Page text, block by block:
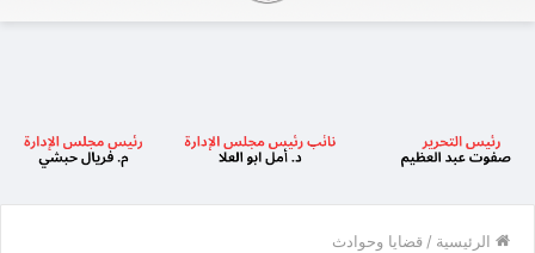
الرئيسية / قضايا وحوادث